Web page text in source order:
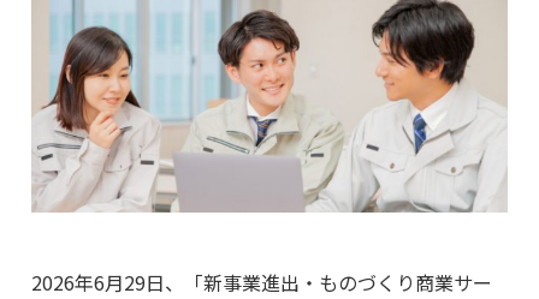
2026年6月29日、「新事業進出・ものづくり商業サー